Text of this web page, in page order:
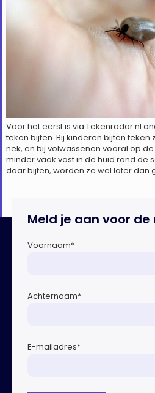
Voor het eerst is via Tekenradar.nl
teken bijten. Bij kinderen bijten teken
nek, en bij volwassenen vooral op
minder vaak vast in de huid rond de
daar bijten, worden ze wel later dan
Meld je aan voor
Voornaam*
Achternaam*
E-mailadres*